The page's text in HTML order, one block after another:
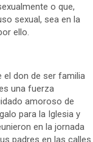
o que,
sexual, sea en la
ello.
el don de ser familia
una fuerza
amoroso de
para la Iglesia y
en la jornada
padres en las calles